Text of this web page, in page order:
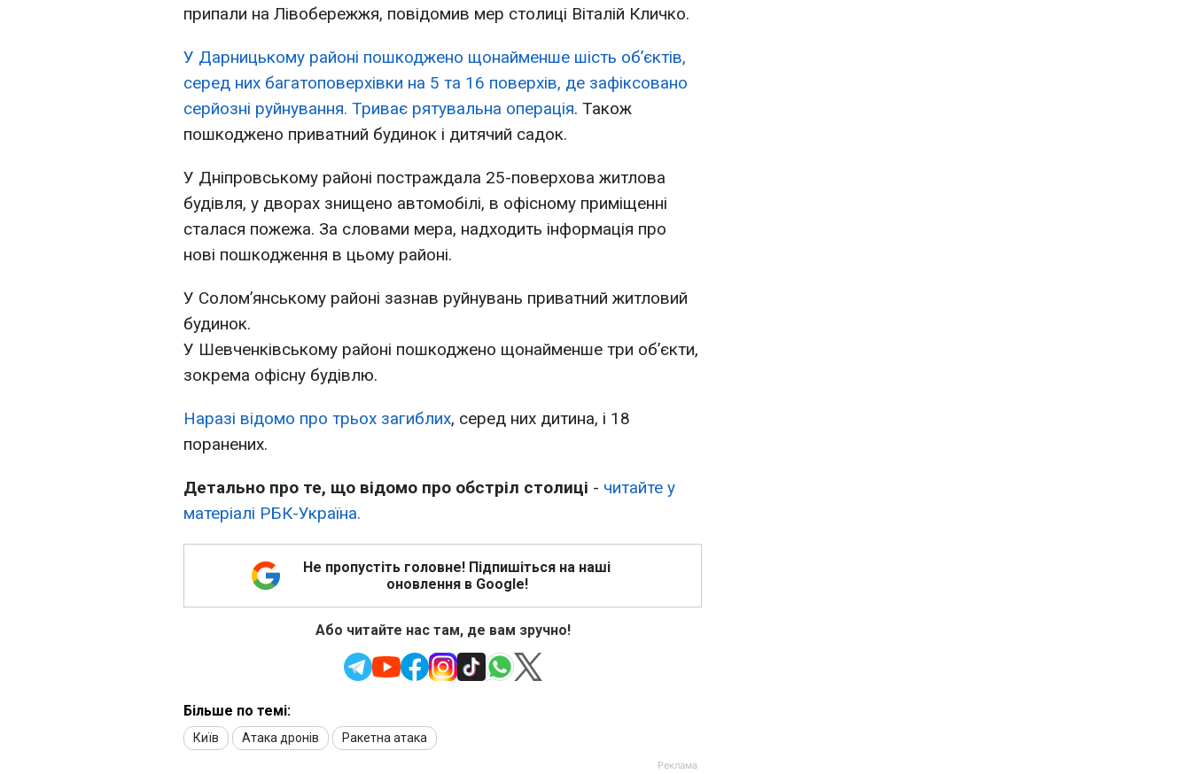
припали на Лівобережжя, повідомив мер столиці Віталій Кличко.
У Дарницькому районі пошкоджено щонайменше шість об’єктів,
серед них багатоповерхівки на 5 та 16 поверхів, де зафіксовано
серйозні руйнування. Триває рятувальна операція. Також
пошкоджено приватний будинок і дитячий садок.
У Дніпровському районі постраждала 25-поверхова житлова
будівля, у дворах знищено автомобілі, в офісному приміщенні
сталася пожежа. За словами мера, надходить інформація про
нові пошкодження в цьому районі.
У Солом’янському районі зазнав руйнувань приватний житловий
будинок.
У Шевченківському районі пошкоджено щонайменше три об’єкти,
зокрема офісну будівлю.
Наразі відомо про трьох загиблих, серед них дитина, і 18
поранених.
Детально про те, що відомо про обстріл столиці - читайте у
матеріалі РБК-Україна.
Не пропустіть головне! Підпишіться на наші
оновлення в Google!
Або читайте нас там, де вам зручно!
Більше по темі:
Київ Атака дронів Ракетна атака